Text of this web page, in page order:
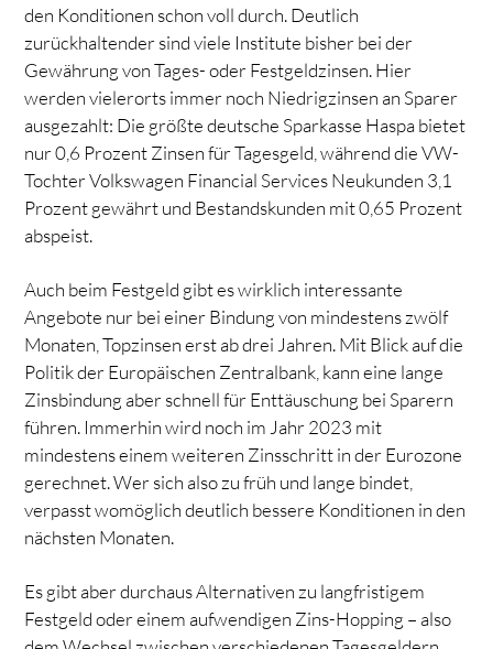
den Konditionen schon voll durch. Deutlich
zurückhaltender sind viele Institute bisher bei der
Gewährung von Tages- oder Festgeldzinsen. Hier
werden vielerorts immer noch Niedrigzinsen an Sparer
ausgezahlt: Die größte deutsche Sparkasse Haspa bietet
nur 0,6 Prozent Zinsen für Tagesgeld, während die VW-
Tochter Volkswagen Financial Services Neukunden 3,1
Prozent gewährt und Bestandskunden mit 0,65 Prozent
abspeist.
Auch beim Festgeld gibt es wirklich interessante
Angebote nur bei einer Bindung von mindestens zwölf
Monaten, Topzinsen erst ab drei Jahren. Mit Blick auf die
Politik der Europäischen Zentralbank, kann eine lange
Zinsbindung aber schnell für Enttäuschung bei Sparern
führen. Immerhin wird noch im Jahr 2023 mit
mindestens einem weiteren Zinsschritt in der Eurozone
gerechnet. Wer sich also zu früh und lange bindet,
verpasst womöglich deutlich bessere Konditionen in den
nächsten Monaten.
Es gibt aber durchaus Alternativen zu langfristigem
Festgeld oder einem aufwendigen Zins-Hopping – also